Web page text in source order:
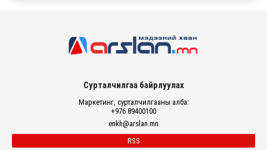
Сурталчилгаа байрлуулах
Маркетинг, сурталчилгааны алба:
+976 89400100
enkh@arslan.mn
RSS